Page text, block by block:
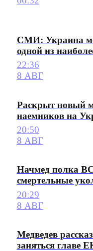
СМИ: Украина
одной из
22:36
8 АВГ
Раскрыт новый
наемников на
20:50
8 АВГ
Начмед полка
смертельные
20:29
8 АВГ
Медведев
заняться главе